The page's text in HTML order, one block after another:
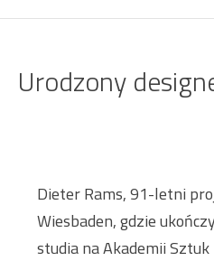
Urodzony
Dieter Rams, 91-letni
Wiesbaden, gdzie
studia na Akademii Sztuk